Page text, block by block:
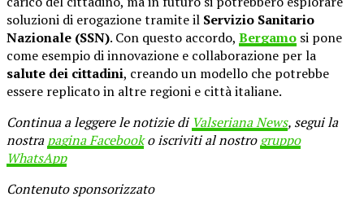
soluzioni di erogazione tramite il Servizio Sanitario
Nazionale (SSN). Con questo accordo, Bergamo si pone
come esempio di innovazione e collaborazione per la
salute dei cittadini, creando un modello che potrebbe
essere replicato in altre regioni e città italiane.
Continua a leggere le notizie di Valseriana News, segui la
nostrapagina Facebooko iscriviti al nostrogruppo
WhatsApp
Contenuto sponsorizzato